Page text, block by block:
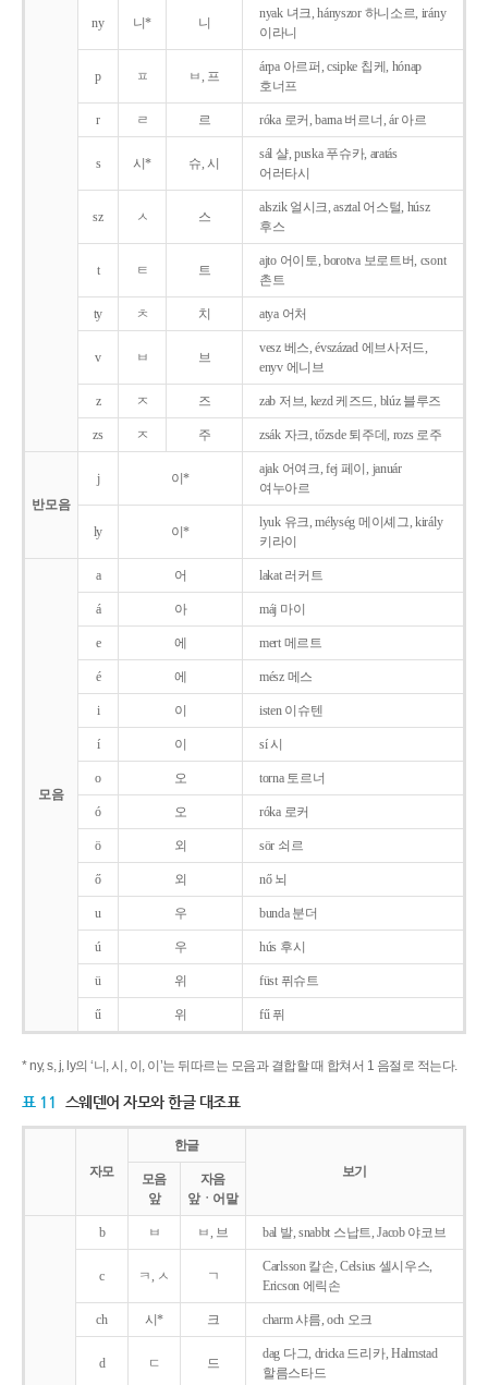
ny 니* 니
nyak 녀크, hányszor 하니소르, irány
이라니
p ㅍ ㅂ, 프
árpa 아르퍼, csipke 칩케, hónap
호너프
r ㄹ 르 róka 로커, barna 버르너, ár 아르
s 시* 슈, 시
sál 샬, puska 푸슈카, aratás
어러타시
sz ㅅ 스
alszik 얼시크, asztal 어스털, húsz
후스
t ㅌ 트
ajto 어이토, borotva 보로트버, csont
촌트
ty ㅊ 치 atya 어처
v ㅂ 브
vesz 베스, évszázad 에브사저드,
enyv 에니브
z ㅈ 즈 zab 저브, kezd 케즈드, blúz 블루즈
zs ㅈ 주 zsák 자크, tőzsde 퇴주데, rozs 로주
반모음
j 이*
ajak 어여크, fej 페이, január
여누아르
ly 이*
lyuk 유크, mélység 메이셰그, király
키라이
모음
a 어 lakat 러커트
á 아 máj 마이
e 에 mert 메르트
é 에 mész 메스
i 이 isten 이슈텐
í 이 sí 시
o 오 torna 토르너
ó 오 róka 로커
ö 외 sör 쇠르
ő 외 nő 뇌
u 우 bunda 분더
ú 우 hús 후시
ü 위 füst 퓌슈트
ű 위 fű 퓌
* ny, s, j, ly의 ‘니, 시, 이, 이’는 뒤따르는 모음과 결합할 때 합쳐서 1 음절로 적는다.
표 11 스웨덴어 자모와 한글 대조표
자모
한글
보기
모음
앞
자음
앞ㆍ어말
b ㅂ ㅂ, 브 bal 발, snabbt 스납트, Jacob 야코브
c ㅋ, ㅅ ㄱ
Carlsson 칼손, Celsius 셀시우스,
Ericson 에릭손
ch 시* 크 charm 샤름, och 오크
d ㄷ 드
dag 다그, dricka 드리카, Halmstad
할름스타드